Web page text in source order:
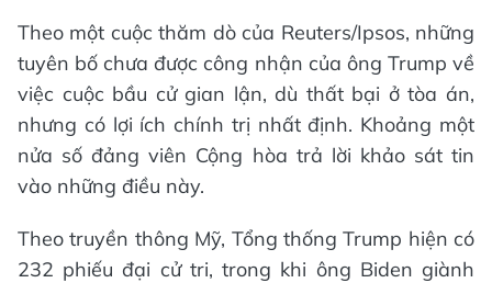
Theo một cuộc thăm dò của Reuters/Ipsos, những
tuyên bố chưa được công nhận của ông Trump về
việc cuộc bầu cử gian lận, dù thất bại ở tòa án,
nhưng có lợi ích chính trị nhất định. Khoảng một
nửa số đảng viên Cộng hòa trả lời khảo sát tin
vào những điều này.
Theo truyền thông Mỹ, Tổng thống Trump hiện có
232 phiếu đại cử tri, trong khi ông Biden giành